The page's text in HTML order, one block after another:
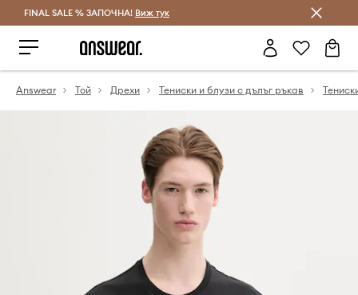
Спестявай с Answear Club
FINAL SALE % ЗАПОЧНА! Виж тук
Answear Той Дрехи Тениски и блузи с дълъг ръкав